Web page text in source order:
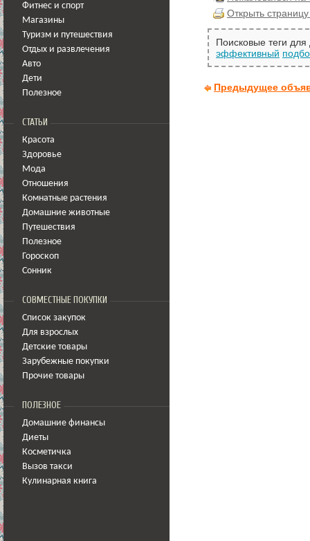
Фитнес и спорт
Магазины
Туризм и путешествия
Отдых и развлечения
Авто
Дети
Полезное
СТАТЬИ
Красота
Здоровье
Мода
Отношения
Комнатные растения
Домашние животные
Путешествия
Полезное
Гороскоп
Сонник
СОВМЕСТНЫЕ ПОКУПКИ
Список закупок
Для взрослых
Детские товары
Зарубежные покупки
Прочие товары
ПОЛЕЗНОЕ
Домашние финансы
Диеты
Косметичка
Вызов такси
Кулинарная книга
Открыть
Поисковые теги
эффективный
Предыдущее